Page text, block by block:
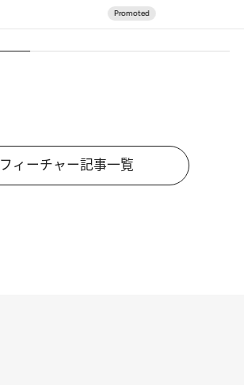
フィーチャー記事一覧